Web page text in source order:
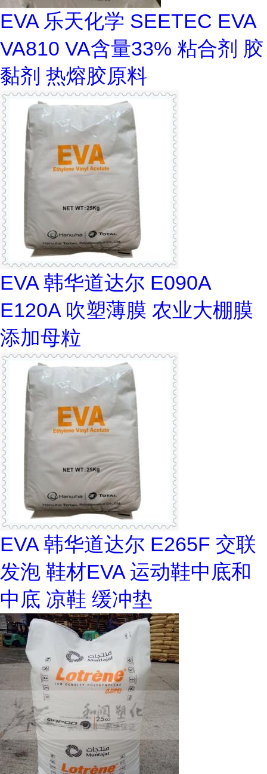
EVA 乐天化学 SEETEC EVA
VA810 VA含量33% 粘合剂 胶
黏剂 热熔胶原料
EVA 韩华道达尔 E090A
E120A 吹塑薄膜 农业大棚膜
添加母粒
EVA 韩华道达尔 E265F 交联
发泡 鞋材EVA 运动鞋中底和
中底 凉鞋 缓冲垫